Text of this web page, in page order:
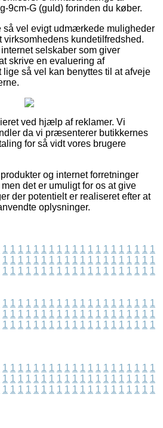
9cm-G (guld) forinden du køber.
så vel evigt udmærkede muligheder
virksomhedens kundetilfredshed.
selskaber som giver
skrive en evaluering af
så vel kan benyttes til at afveje
ved hjælp af reklamer. Vi
da vi præsenterer butikkernes
for så vidt vores brugere
og internet forretninger
det er umuligt for os at give
der potentielt er realiseret efter at
oplysninger.
1 1 1 1 1 1 1 1 1 1 1 1 1 1 1 1 1 1 1 1
1 1 1 1 1 1 1 1 1 1 1 1 1 1 1 1 1 1 1 1
1 1 1 1 1 1 1 1 1 1 1 1 1 1 1 1 1 1 1 1
1 1 1 1 1 1 1 1 1 1 1 1 1 1 1 1 1 1 1 1
1 1 1 1 1 1 1 1 1 1 1 1 1 1 1 1 1 1 1 1
1 1 1 1 1 1 1 1 1 1 1 1 1 1 1 1 1 1 1 1
1 1 1 1 1 1 1 1 1 1 1 1 1 1 1 1 1 1 1 1
1 1 1 1 1 1 1 1 1 1 1 1 1 1 1 1 1 1 1 1
1 1 1 1 1 1 1 1 1 1 1 1 1 1 1 1 1 1 1 1